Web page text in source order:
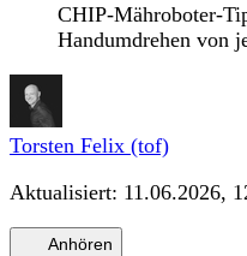
CHIP-Mähroboter-
Handumdrehen von
Torsten Felix (tof)
Aktualisiert: 11.06.2026,
Anhören